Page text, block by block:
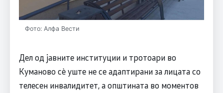
Фото: Алфа Вести
Дел од јавните институции и тротоари во
Куманово сè уште не се адаптирани за лицата со
телесен инвалидитет, а општината во моментов